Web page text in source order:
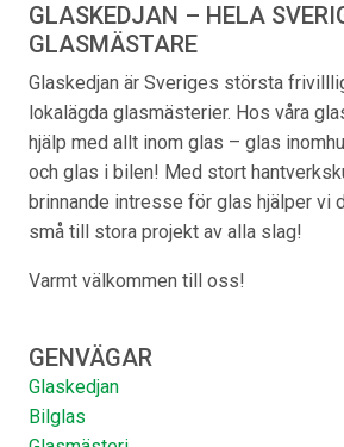
GLASKEDJAN – HELA
GLASMÄSTARE
Glaskedjan är Sveriges största
lokalägda glasmästerier. Hos våra
hjälp med allt inom glas – glas
och glas i bilen! Med stort
brinnande intresse för glas hjälper vi
små till stora projekt av alla slag!
Varmt välkommen till oss!
GENVÄGAR
Glaskedjan
Bilglas